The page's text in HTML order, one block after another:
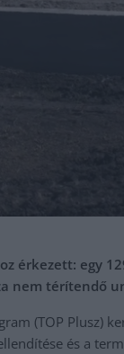
érkezett: egy
nem térítendő
(TOP Plusz)
és a